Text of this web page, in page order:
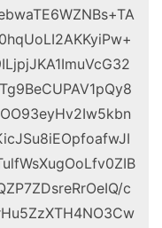
c